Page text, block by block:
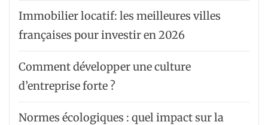
Immobilier locatif: les meilleures villes
françaises pour investir en 2026
Comment développer une culture
d’entreprise forte ?
Normes écologiques : quel impact sur la